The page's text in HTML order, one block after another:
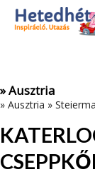
Az oldal sütiket
Adatvédelmi
» Ausztria
» Ausztria »